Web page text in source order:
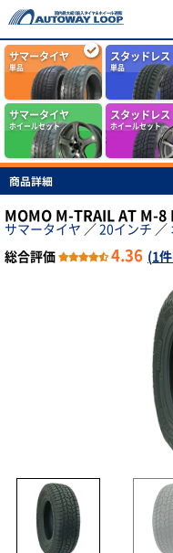
サマータイヤ
単品
スタッドレス
単品
サマータイヤ
ホイールセット
スタッドレス
ホイールセット
商品詳細
MOMO M-TRAIL AT M-
サマータイヤ ／20インチ ／
総合評価
4.36 (1